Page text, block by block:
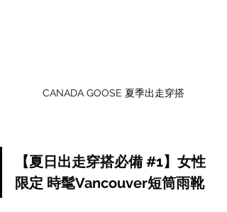
CANADA GOOSE 夏季出走穿搭
【夏日出走穿搭必備 #1】女性
限定 時髦Vancouver短筒雨靴